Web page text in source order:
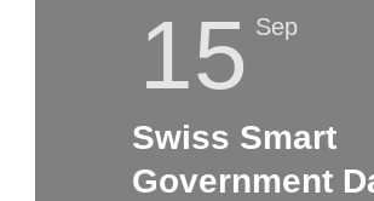
Sep
15
Swiss Smart
Government